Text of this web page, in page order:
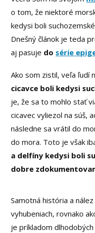
o tom, že niektoré
kedysi boli
Dnešný článok je teda
aj pasuje do série
Ako som zistil, veľa ľudí
cicavce boli kedysi
je, že sa to mohlo stať
cicavec vyliezol na súš,
následne sa vrátil do
do mora. Toto je však
a delfíny kedysi boli
dobre
Samotná história a
vyhubeniach, rovnako
je príkladom